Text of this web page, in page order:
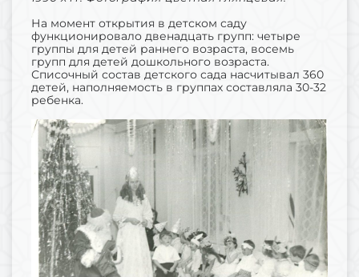
На момент открытия в детском саду
функционировало двенадцать групп: четыре
группы для детей раннего возраста, восемь
групп для детей дошкольного возраста.
Списочный состав детского сада насчитывал 360
детей, наполняемость в группах составляла 30-32
ребенка.